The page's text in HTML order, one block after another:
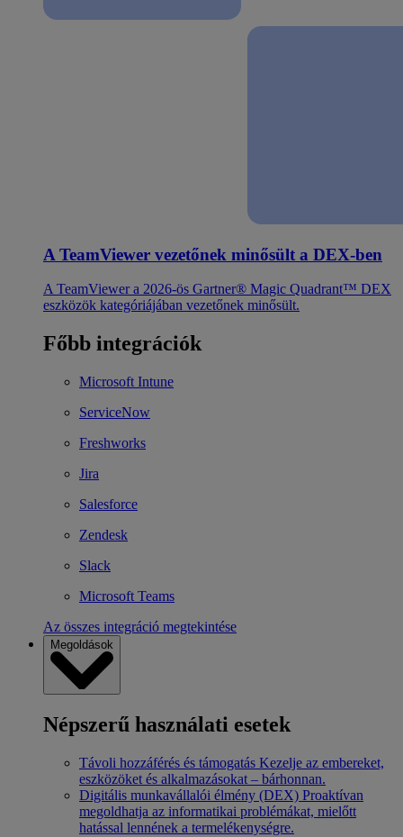
A TeamViewer vezetőnek minősült a DEX-ben
A TeamViewer a 2026-ös Gartner® Magic Quadrant™ DEX
eszközök kategóriájában vezetőnek minősült.
Főbb integrációk
Microsoft Intune
ServiceNow
Freshworks
Jira
Salesforce
Zendesk
Slack
Microsoft Teams
Az összes integráció megtekintése
Megoldások
Népszerű használati esetek
Távoli hozzáférés és támogatás Kezelje az embereket,
eszközöket és alkalmazásokat – bárhonnan.
Digitális munkavállalói élmény (DEX) Proaktívan
megoldhatja az informatikai problémákat, mielőtt
hatással lennének a termelékenységre.